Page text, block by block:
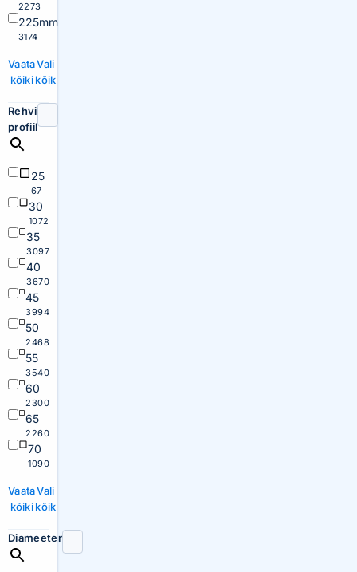
2273
225mm
3174
Vaata
kõiki
Vali
kõik
Rehvi
profiil
25
67
30
1072
35
3097
40
3670
45
3994
50
2468
55
3540
60
2300
65
2260
70
1090
Vaata
kõiki
Vali
kõik
Diameeter